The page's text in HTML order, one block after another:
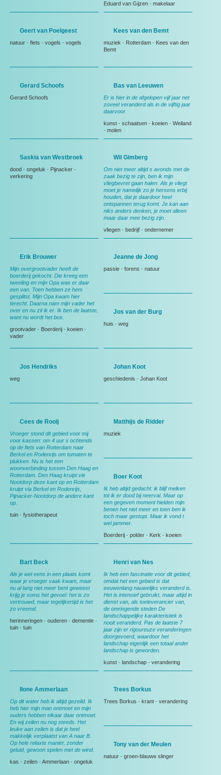
Eduard van Gijzen - makelaar
Geert van Poelgeest
natuur - fiets - vogels - vogels
Kees van den Bemt
muziek - Rotterdam - Kees van den
Bemt
Gerard Schoofs
Gerard Schoofs
Bas van Leeuwen
Er is hier in de afgelopen vijf jaar net
zoveel veranderd als in de vijftig jaar
daarvoor.
kunst - schaatsen - koeien - Weiland
- molen
Saskia van Westbroek
dood - ongeluk - Pijnacker -
verkering
Wil Gimberg
Om niet meer altijd s avonds met de
zaak bezig te zijn, ben ik mijn
vliegbevret gaan halen. Als je vliegt
moet je namelijk zo je hersens erbij
houden, dat je daardoor heel
ontspannen terug komt. Je kan aan
niks anders denken, je moet alleen
maar daar mee bezig zijn.
vliegen - bedrijf - ondernemer
Erik Brouwer
Mijn overgrootvader heeft de
boerderij gekocht. Die kreeg een
tweeling en mijn Opa was er daar
een van. Toen hebben ze hem
gesplitst. Mijn Opa kwam hier
terecht. Daarna nam mijn vader het
over en nu zit ik er. Ik ben de laatste,
want nu wordt het bos.
grootvader - Boerderij - koeien -
vader
Jeanne de Jong
passie - forens - natuur
Jos van der Burg
huis - weg
Jos Hendriks
weg
Johan Koot
geschiedenis - Johan Koot
Cees de Rooij
Vroeger stond dit gebied voor mij
voor kassen: om 4 uur s ochtends
op de fiets van Rotterdam naar
Berkel en Rodenrijs om tomaten te
plukken. Nu is het een
woonverbinding tussen Den Haag en
Rotterdam. Den Haag kruipt vie
Nootdorp deze kant op en Rotterdam
kruipt via Berkel en Rodenrijs,
Pijnacker-Nootdorp de andere kant
op.
tuin - fysiotherapeut
Matthijs de Ridder
muziek
Boer Koot
Ik heb altijd gedacht: ik blijf melken
tot ik er dood bij neerval. Maar op
een gegeven moment hielden mijn
benen het niet meer en toen ben ik
toch maar gestopt. Maar ik vond t
wel jammer.
Boerderij - polder - Kerk - koeien
Bart Beck
Als je wel eens in een plaats komt
waar je vroeger vaak kwam, maar
nu al lang niet meer bent geweest
krijg je soms het gevoel: het is zo
vertrouwd, maar tegelijkertijd is het
zo vreemd.
herinneringen - ouderen - dementie -
tuin - tuin
Henri van Nes
Ik heb een fascinatie voor dit gebied,
omdat het een gebied is dat
eeuwenlang nauwelijks veranderd is.
Het is intensief gebruikt, maar altijd in
dienst van, als toeleverancier van,
de omringende steden De
landschappelijke karakteristiek is
nooit veranderd. Pas de laatste 7
jaar zijn er rigoureuze veranderingen
doorgevoerd, waardoor het
landschap eigenlijk een totaal ander
landschap is geworden.
kunst - landschap - verandering
Ilone Ammerlaan
Op dit water heb ik altijd gezeild. Ik
heb hier mijn man ontmoet en mijn
ouders hebben elkaar daar ontmoet.
En wij zeilen nu nog steeds. Het
leuke aan zeilen is dat je heel
makkelijk verplaatst van A naar B.
Op hele relaxte manier, zonder
geluid, gewoon spelen met de wind.
kas - zeilen - Ammerlaan - ongeluk
Trees Borkus
Trees Borkus - krant - verandering
Tony van der Meulen
natuur - groen-blauwe slinger